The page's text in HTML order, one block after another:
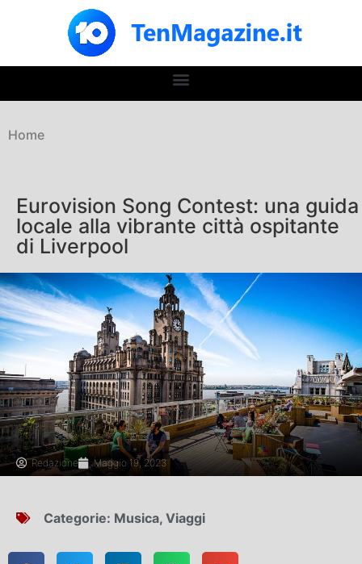
Home
Eurovision Song Contest: una guida
locale alla vibrante città ospitante
di Liverpool
Redazione Maggio 19, 2023
Categorie: Musica, Viaggi